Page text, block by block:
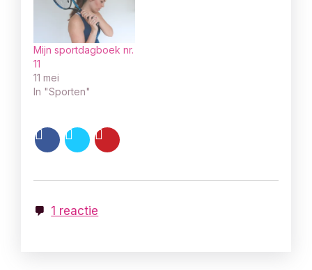
Mijn sportdagboek nr.
11
11 mei
In "Sporten"
1 reactie